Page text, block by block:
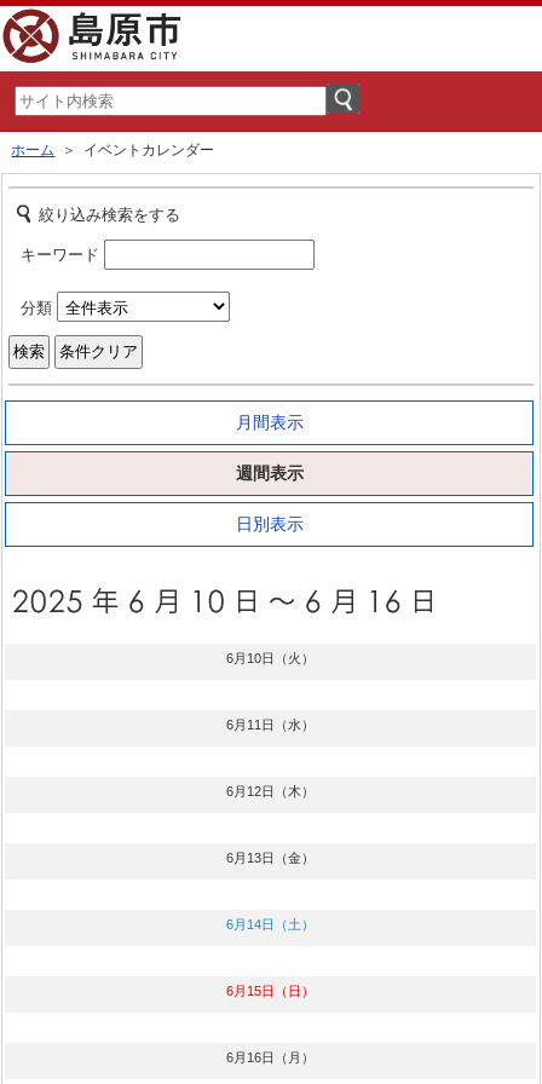
ホーム ＞ イベントカレンダー
絞り込み検索をする
キーワード
分類
月間表示
週間表示
日別表示
6月10日（火）
6月11日（水）
6月12日（木）
6月13日（金）
6月14日（土）
6月15日（日）
6月16日（月）